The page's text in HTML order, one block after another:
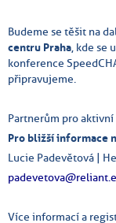
Budeme se těšit na
centru Praha, kde se
konference
připravujeme.
Partnerům pro
Pro bližší informace
Lucie Padevětová |
Více informací a